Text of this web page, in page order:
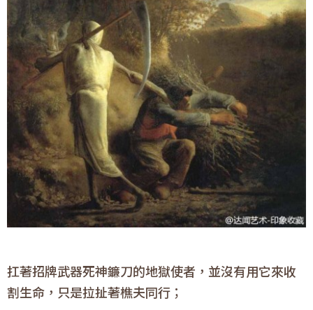
扛著招牌武器死神鐮刀的地獄使者，並沒有用它來收
割生命，只是拉扯著樵夫同行；